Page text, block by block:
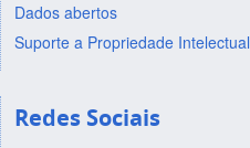
Dados abertos
Suporte a Propriedade Intelectual
Redes Sociais